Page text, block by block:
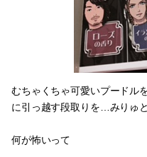
むちゃくちゃ可愛いプードル
に引っ越す段取りを…みりゅ
何が怖いって